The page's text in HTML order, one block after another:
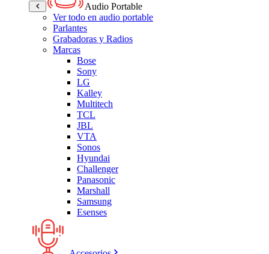
Audio Portable
Ver todo en audio portable
Parlantes
Grabadoras y Radios
Marcas
Bose
Sony
LG
Kalley
Multitech
TCL
JBL
VTA
Sonos
Hyundai
Challenger
Panasonic
Marshall
Samsung
Esenses